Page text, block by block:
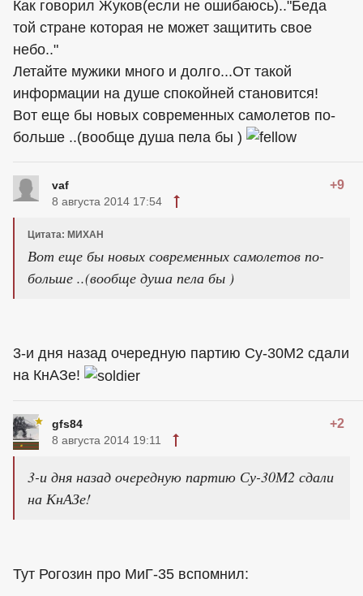
Как говорил Жуков(если не ошибаюсь).."Беда
той стране которая не может защитить свое
небо.."
Летайте мужики много и долго...От такой
информации на душе спокойней становится!
Вот еще бы новых современных самолетов по-
больше ..(вообще душа пела бы )
vaf +9
8 августа 2014 17:54
Цитата: МИХАН
Вот еще бы новых современных самолетов по-
больше ..(вообще душа пела бы )
3-и дня назад очередную партию Су-30М2 сдали
на КнАЗе!
gfs84 +2
8 августа 2014 19:11
3-и дня назад очередную партию Су-30М2 сдали
на КнАЗе!
Тут Рогозин про МиГ-35 вспомнил: